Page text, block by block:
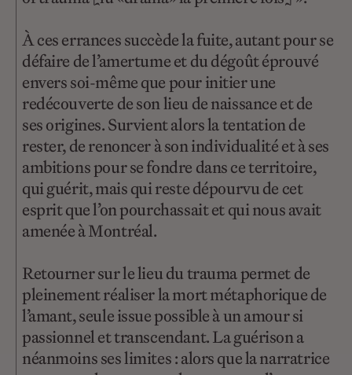
À ces errances succède la fuite, autant pour se
défaire de l’amertume et du dégoût éprouvé
envers soi-même que pour initier une
redécouverte de son lieu de naissance et de
ses origines. Survient alors la tentation de
rester, de renoncer à son individualité et à ses
ambitions pour se fondre dans ce territoire,
qui guérit, mais qui reste dépourvu de cet
esprit que l’on pourchassait et qui nous avait
amenée à Montréal.
Retourner sur le lieu du trauma permet de
pleinement réaliser la mort métaphorique de
l’amant, seule issue possible à un amour si
passionnel et transcendant. La guérison a
néanmoins ses limites : alors que la narratrice